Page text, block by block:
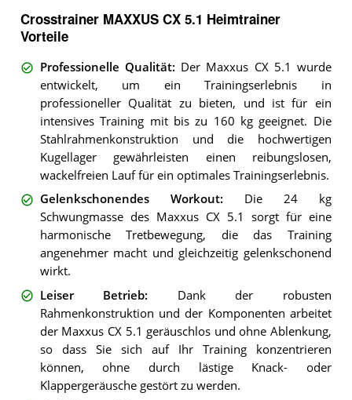
Crosstrainer MAXXUS CX 5.1 Heimtrainer
Vorteile
Professionelle Qualität: Der Maxxus CX 5.1 wurde
entwickelt, um ein Trainingserlebnis in
professioneller Qualität zu bieten, und ist für ein
intensives Training mit bis zu 160 kg geeignet. Die
Stahlrahmenkonstruktion und die hochwertigen
Kugellager gewährleisten einen reibungslosen,
wackelfreien Lauf für ein optimales Trainingserlebnis.
Gelenkschonendes Workout: Die 24 kg
Schwungmasse des Maxxus CX 5.1 sorgt für eine
harmonische Tretbewegung, die das Training
angenehmer macht und gleichzeitig gelenkschonend
wirkt.
Leiser Betrieb: Dank der robusten
Rahmenkonstruktion und der Komponenten arbeitet
der Maxxus CX 5.1 geräuschlos und ohne Ablenkung,
so dass Sie sich auf Ihr Training konzentrieren
können, ohne durch lästige Knack- oder
Klappergeräusche gestört zu werden.